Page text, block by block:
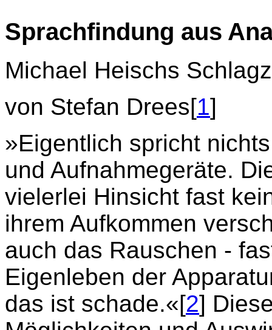
Sprachfindung aus
Michael Heischs
von Stefan Drees[1]
»Eigentlich spricht
und Aufnahmegeräte.
vielerlei Hinsicht fast
ihrem Aufkommen
auch das Rauschen -
Eigenleben der
das ist schade.«[2]